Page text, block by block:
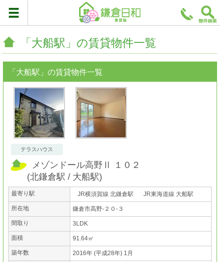
「大船駅」の賃貸物件一覧
「大船駅」の賃貸物件一覧
テラスハウス
メゾンドール高野Ⅱ １０２
(北鎌倉駅 大船駅)
最寄り駅 JR横須賀線 北鎌倉駅 JR東海道線 大船駅
所在地 鎌倉市高野-２０-３
間取り 3LDK
面積 91.64㎡
築年数 2016年 (平成28年) 1月